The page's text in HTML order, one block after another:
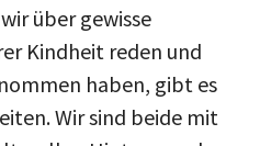
über gewisse
Kindheit reden und
haben, gibt es
Wir sind beide mit